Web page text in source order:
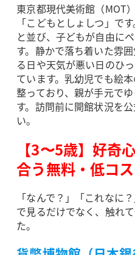
東京都現代美術館（MOT
「こどもとしょしつ」で
と並び、子どもが自由に
す。静かで落ち着いた雰
る日や天気が悪い日のひ
ています。乳幼児でも絵
整っており、親が手元で
す。訪問前に開館状況を
い。
【3〜5歳】好奇
合う無料・低コ
「なんで？」「これなに
で見るだけでなく、触れ
た。